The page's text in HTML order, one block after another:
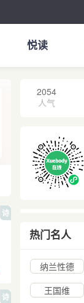
悦读
诗
诗
2054
人气
热门名人
纳兰性德
王国维